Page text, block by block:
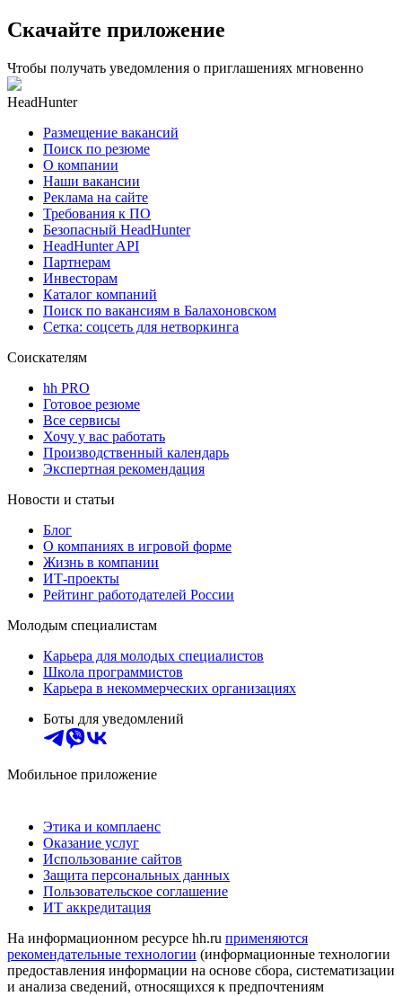
Скачайте приложение
Чтобы получать уведомления о приглашениях мгновенно
HeadHunter
Размещение вакансий
Поиск по резюме
О компании
Наши вакансии
Реклама на сайте
Требования к ПО
Безопасный HeadHunter
HeadHunter API
Партнерам
Инвесторам
Каталог компаний
Поиск по вакансиям в Балахоновском
Сетка: соцсеть для нетворкинга
Соискателям
hh PRO
Готовое резюме
Все сервисы
Хочу у вас работать
Производственный календарь
Экспертная рекомендация
Новости и статьи
Блог
О компаниях в игровой форме
Жизнь в компании
ИТ-проекты
Рейтинг работодателей России
Молодым специалистам
Карьера для молодых специалистов
Школа программистов
Карьера в некоммерческих организациях
Боты для уведомлений
Мобильное приложение
Этика и комплаенс
Оказание услуг
Использование сайтов
Защита персональных данных
Пользовательское соглашение
ИТ аккредитация
На информационном ресурсе hh.ru применяются
рекомендательные технологии (информационные технологии
предоставления информации на основе сбора, систематизации
и анализа сведений, относящихся к предпочтениям